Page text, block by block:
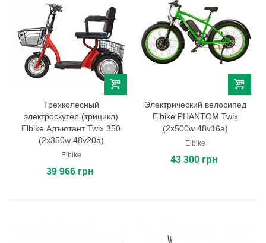
Трехколесный
электроскутер (трицикл)
Elbike Адъютант Twix 350
(2x350w 48v20a)
Elbike
39 966 грн
Электрический велосипед
Elbike PHANTOM Twix
(2x500w 48v16a)
Elbike
43 300 грн